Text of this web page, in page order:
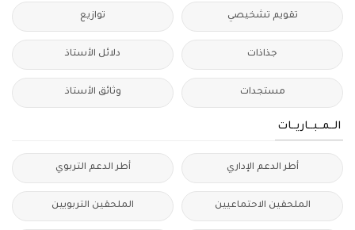
تقويم تشخيصي توازيع
جذاذات دلائل الأستاذ
مستجدات وثائق الأستاذ
الــمــبــاريــات
أطر الدعم الإداري أطر الدعم التربوي
الملحقين الاحتماعيين الملحقين التربويين